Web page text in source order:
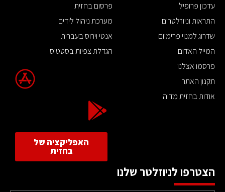
עדכון פרופיל
התראות וניוזלטרים
שדרוג למנוי פרימיום
המייל האדום
פרסמו אצלנו
תקנון האתר
אודות בחזית מדיה
פרסום בחזית
מערכת ניהול לידים
אנטי וירוס בעברית
הגדלת צפיות בסטטוס
האפליקציה של
בחזית
הצטרפו לניוזלטר שלנו